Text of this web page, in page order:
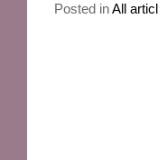
Posted inAll